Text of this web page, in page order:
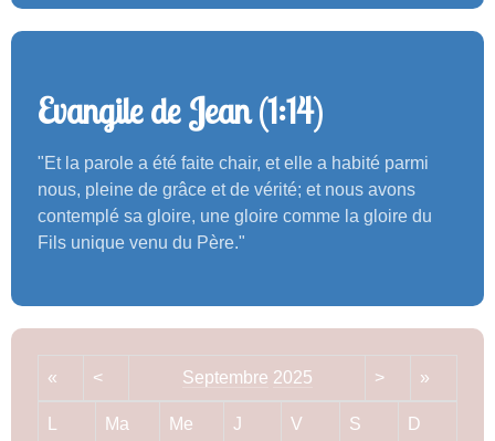
Evangile de Jean (1:14)
"Et la parole a été faite chair, et elle a habité parmi
nous, pleine de grâce et de vérité; et nous avons
contemplé sa gloire, une gloire comme la gloire du
Fils unique venu du Père."
« < Septembre 2025 > »
Ma Me J V S D